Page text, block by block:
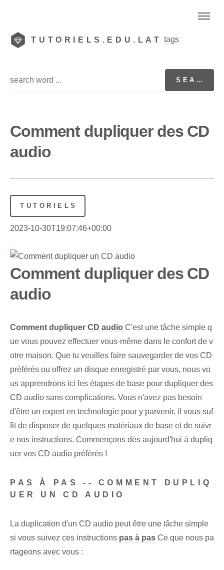
TUTORIELS.EDU.LAT tags
Comment dupliquer des CD
audio
TUTORIELS
2023-10-30T19:07:46+00:00
Comment dupliquer des CD
audio
Comment dupliquer CD audio C'est une tâche simple q
ue vous pouvez effectuer vous-même dans le confort de v
otre maison. Que tu veuilles faire sauvegarder de vos CD
préférés ou offrez un disque enregistré par vous, nous vo
us apprendrons ici les étapes de base pour dupliquer des
CD audio sans complications. Vous n'avez pas besoin
d'être un expert en technologie⁤ pour y parvenir, il vous suf
fit de disposer de quelques matériaux de base et de suivr
e nos instructions. Commençons dès aujourd'hui à dupliq
uer vos CD audio préférés !
PAS À PAS -- COMMENT DUPLIQ
UER UN CD AUDIO
La duplication d'un CD audio peut être une tâche simple
si vous suivez ces instructions pas à pas Ce que nous pa
rtageons avec vous :